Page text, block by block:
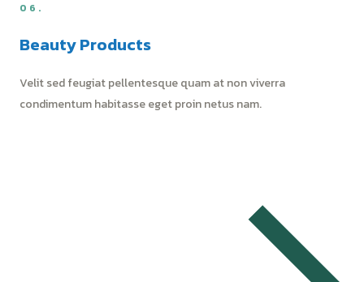
06.
Beauty Products
Velit sed feugiat pellentesque quam at non viverra
condimentum habitasse eget proin netus nam.